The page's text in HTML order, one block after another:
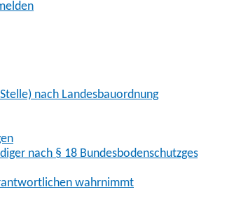
nach Landesbauordnung
nach § 18 Bundesbodenschutzgesetz
wahrnimmt